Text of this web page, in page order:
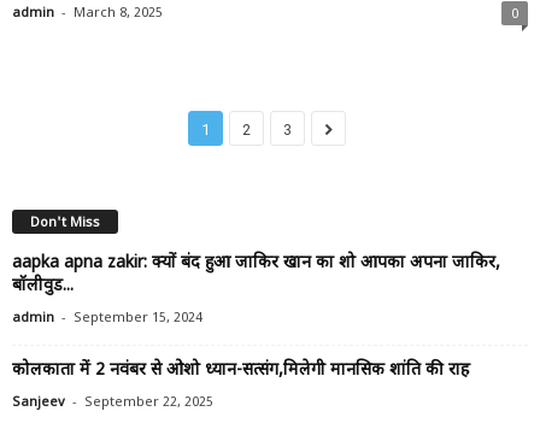
admin - March 8, 2025 0
1 2 3
Don't Miss
aapka apna zakir: क्यों बंद हुआ जाकिर खान का शो आपका अपना जाकिर,
बॉलीवुड...
admin - September 15, 2024
कोलकाता में 2 नवंबर से ओशो ध्यान-सत्संग,मिलेगी मानसिक शांति की राह
Sanjeev - September 22, 2025